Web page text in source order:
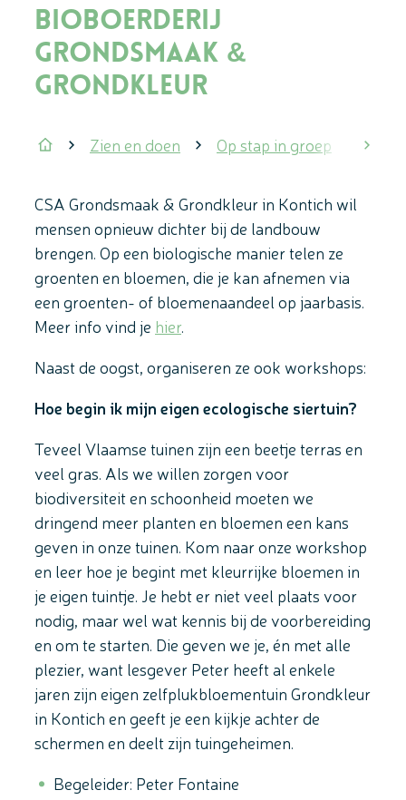
Bioboerderij
Grondsmaak &
Grondkleur
StartpaginaZien en doen Op stap in groep
CSA Grondsmaak & Grondkleur in Kontich wil
mensen opnieuw dichter bij de landbouw
brengen. Op een biologische manier telen ze
groenten en bloemen, die je kan afnemen via
een groenten- of bloemenaandeel op jaarbasis.
Meer info vind je hier.
Naast de oogst, organiseren ze ook workshops:
Hoe begin ik mijn eigen ecologische siertuin?
Teveel Vlaamse tuinen zijn een beetje terras en
veel gras. Als we willen zorgen voor
biodiversiteit en schoonheid moeten we
dringend meer planten en bloemen een kans
geven in onze tuinen. Kom naar onze workshop
en leer hoe je begint met kleurrijke bloemen in
je eigen tuintje. Je hebt er niet veel plaats voor
nodig, maar wel wat kennis bij de voorbereiding
en om te starten. Die geven we je, én met alle
plezier, want lesgever Peter heeft al enkele
jaren zijn eigen zelfplukbloementuin Grondkleur
in Kontich en geeft je een kijkje achter de
schermen en deelt zijn tuingeheimen.
Begeleider: Peter Fontaine